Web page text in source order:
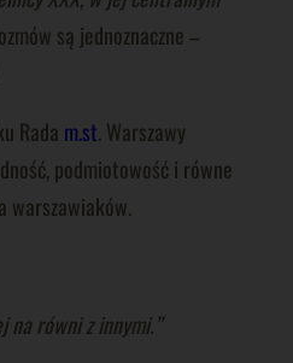
są jednoznaczne –
Rada m.st. Warszawy
podmiotowość i równe
warszawiaków.
na równi z innymi.”